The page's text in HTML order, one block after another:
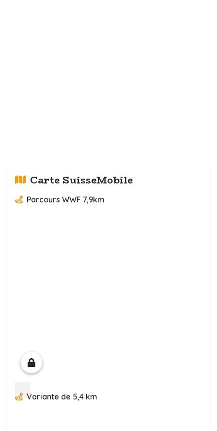
Carte SuisseMobile
Parcours WWF 7,9km
Variante de 5,4 km